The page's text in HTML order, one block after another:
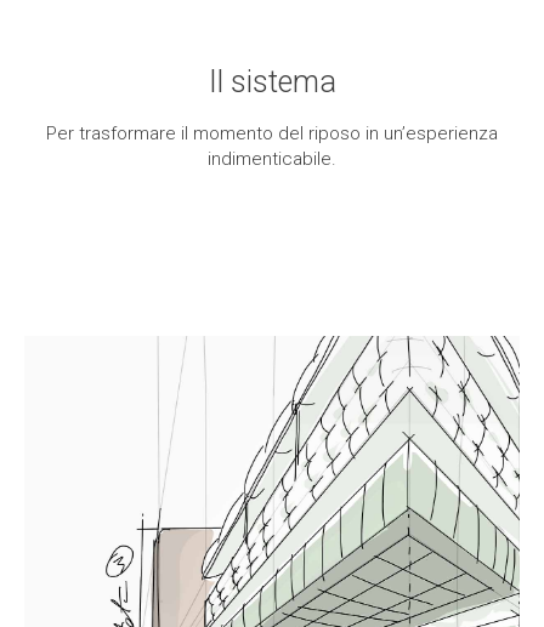
Il sistema
Per trasformare il momento del riposo in un’esperienza
indimenticabile.